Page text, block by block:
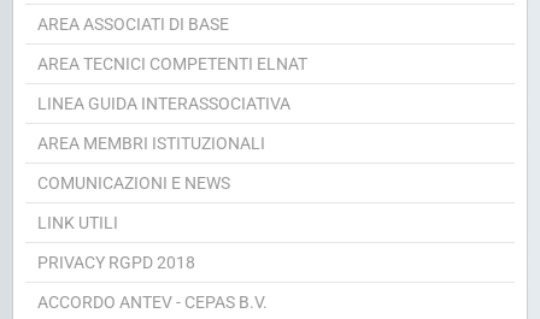
AREA ASSOCIATI DI BASE
AREA TECNICI COMPETENTI ELNAT
LINEA GUIDA INTERASSOCIATIVA
AREA MEMBRI ISTITUZIONALI
COMUNICAZIONI E NEWS
LINK UTILI
PRIVACY RGPD 2018
ACCORDO ANTEV - CEPAS B.V.